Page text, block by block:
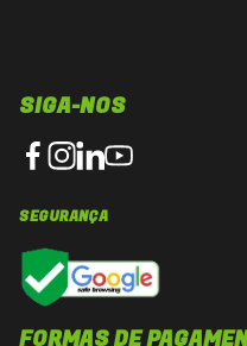
SIGA-NOS
SEGURANÇA
FORMAS DE